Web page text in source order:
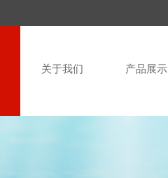
关于我们 产品展示